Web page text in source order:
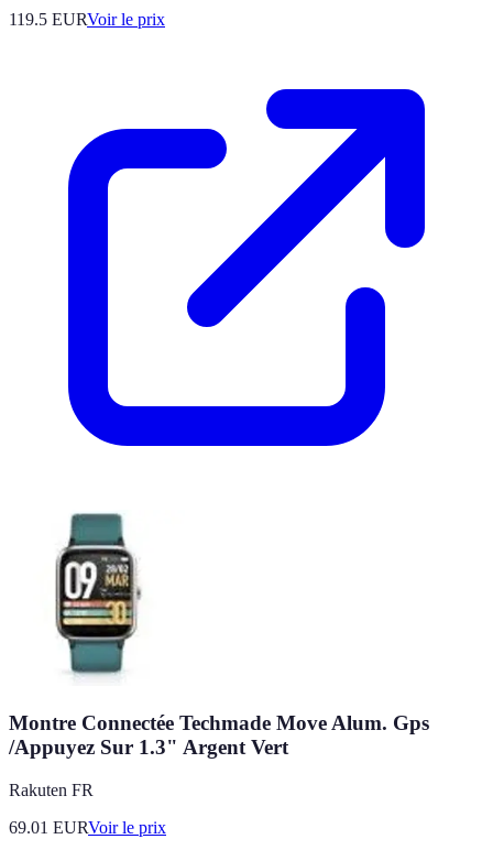
119.5 EURVoir le prix
Montre Connectée Techmade Move Alum. Gps
/Appuyez Sur 1.3" Argent Vert
Rakuten FR
69.01 EURVoir le prix